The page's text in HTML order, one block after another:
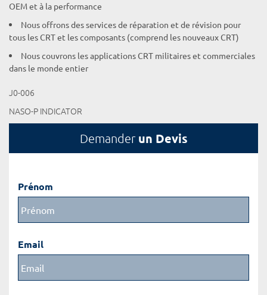
OEM et à la performance
Nous offrons des services de réparation et de révision pour
tous les CRT et les composants (comprend les nouveaux CRT)
Nous couvrons les applications CRT militaires et commerciales
dans le monde entier
J0-006
NASO-P INDICATOR
Demander un Devis
Prénom
Email